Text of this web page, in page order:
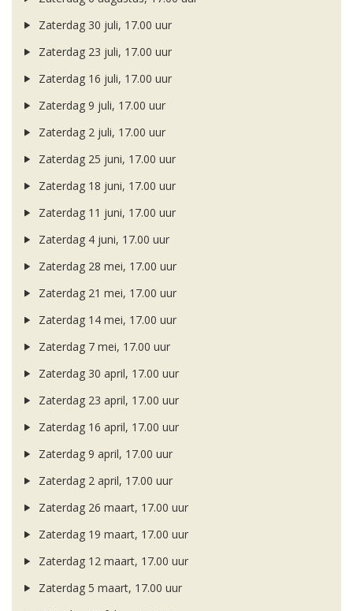
Zaterdag 30 juli, 17.00 uur
Zaterdag 23 juli, 17.00 uur
Zaterdag 16 juli, 17.00 uur
Zaterdag 9 juli, 17.00 uur
Zaterdag 2 juli, 17.00 uur
Zaterdag 25 juni, 17.00 uur
Zaterdag 18 juni, 17.00 uur
Zaterdag 11 juni, 17.00 uur
Zaterdag 4 juni, 17.00 uur
Zaterdag 28 mei, 17.00 uur
Zaterdag 21 mei, 17.00 uur
Zaterdag 14 mei, 17.00 uur
Zaterdag 7 mei, 17.00 uur
Zaterdag 30 april, 17.00 uur
Zaterdag 23 april, 17.00 uur
Zaterdag 16 april, 17.00 uur
Zaterdag 9 april, 17.00 uur
Zaterdag 2 april, 17.00 uur
Zaterdag 26 maart, 17.00 uur
Zaterdag 19 maart, 17.00 uur
Zaterdag 12 maart, 17.00 uur
Zaterdag 5 maart, 17.00 uur